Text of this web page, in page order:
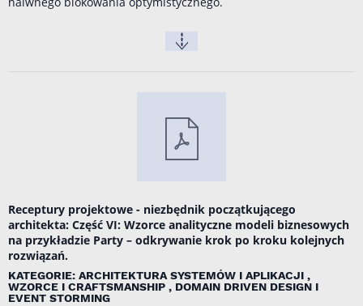
Receptury projektowe - niezbędnik początkującego
architekta: Część VI: Wzorce analityczne modeli biznesowych
na przykładzie Party – odkrywanie krok po kroku kolejnych
rozwiązań.
KATEGORIE: ARCHITEKTURA SYSTEMÓW I APLIKACJI ,
WZORCE I CRAFTSMANSHIP , DOMAIN DRIVEN DESIGN I
EVENT STORMING